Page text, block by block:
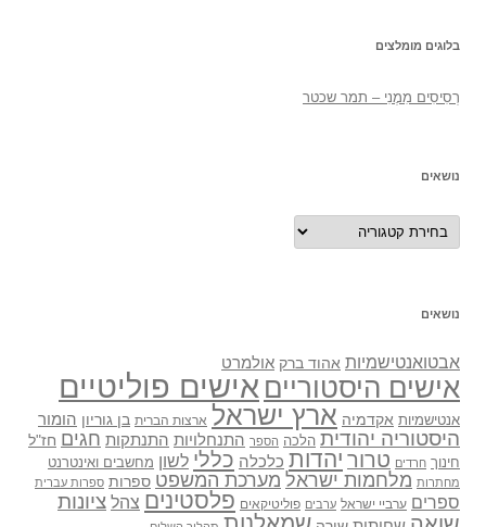
בלוגים מומלצים
רְסִיסִים מִמֶנִי – תמר שכטר
נושאים
נושאים
נושאים
אבטואנטישמיות אהוד ברק אולמרט
אישים היסטוריים אישים פוליטיים
אנטישמיות אקדמיה ארץ ישראל ארצות הברית בן גוריון הומור
היסטוריה יהודית הלכה הספר התנחלויות התנתקות חגים חז"ל
חינוך חרדים טרור יהדות כלכלה כללי לשון מחשבים ואינטרנט
מחתרות מלחמות ישראל מערכת המשפט ספרות ספרות עברית
ספרים ערביי ישראל ערבים פוליטיקאים פלסטינים צהל ציונות